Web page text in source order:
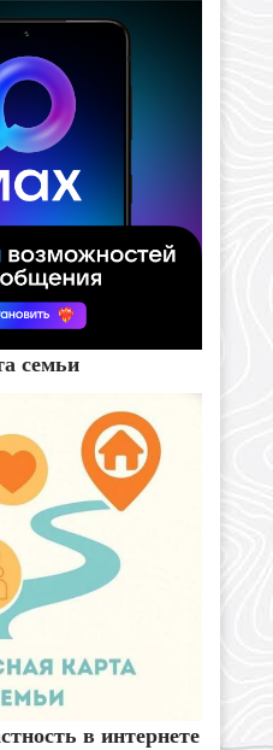
семьи
в интернете